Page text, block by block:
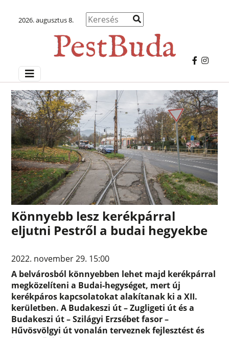
2026. augusztus 8.
Könnyebb lesz kerékpárral
eljutni Pestről a budai hegyekbe
2022. november 29. 15:00
A belvárosból könnyebben lehet majd kerékpárral
megközelíteni a Budai-hegységet, mert új
kerékpáros kapcsolatokat alakítanak ki a XII.
kerületben. A Budakeszi út – Zugligeti út és a
Budakeszi út – Szilágyi Erzsébet fasor –
Hűvösvölgyi út vonalán terveznek fejlesztést és